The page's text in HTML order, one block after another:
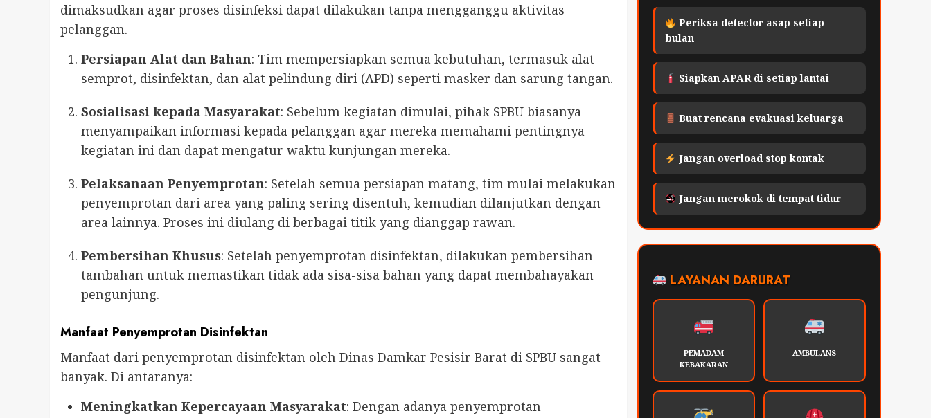
dimaksudkan agar proses disinfeksi dapat dilakukan tanpa mengganggu aktivitas
pelanggan.
Persiapan Alat dan Bahan: Tim mempersiapkan semua kebutuhan, termasuk alat
semprot, disinfektan, dan alat pelindung diri (APD) seperti masker dan sarung tangan.
Sosialisasi kepada Masyarakat: Sebelum kegiatan dimulai, pihak SPBU biasanya
menyampaikan informasi kepada pelanggan agar mereka memahami pentingnya
kegiatan ini dan dapat mengatur waktu kunjungan mereka.
Pelaksanaan Penyemprotan: Setelah semua persiapan matang, tim mulai melakukan
penyemprotan dari area yang paling sering disentuh, kemudian dilanjutkan dengan
area lainnya. Proses ini diulang di berbagai titik yang dianggap rawan.
Pembersihan Khusus: Setelah penyemprotan disinfektan, dilakukan pembersihan
tambahan untuk memastikan tidak ada sisa-sisa bahan yang dapat membahayakan
pengunjung.
Manfaat Penyemprotan Disinfektan
Manfaat dari penyemprotan disinfektan oleh Dinas Damkar Pesisir Barat di SPBU sangat
banyak. Di antaranya:
Meningkatkan Kepercayaan Masyarakat: Dengan adanya penyemprotan
Periksa detector asap setiap
bulan
Siapkan APAR di setiap lantai
Buat rencana evakuasi keluarga
Jangan overload stop kontak
Jangan merokok di tempat tidur
LAYANAN DARURAT
PEMADAM
KEBAKARAN
AMBULANS